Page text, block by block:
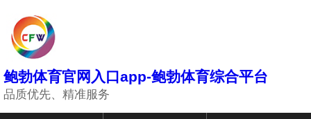
鲍勃体育官网入口app-鲍勃体育综合平台
品质优先、精准服务